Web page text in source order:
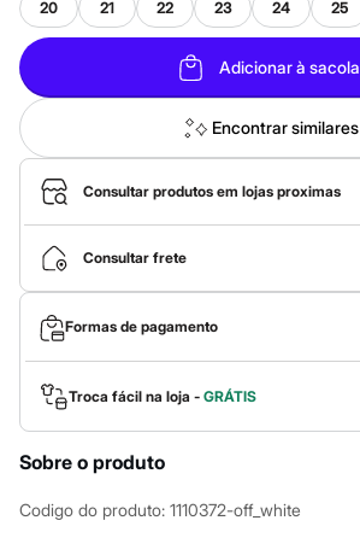
Inverno
Alfaiataria
Novidades
Roupas
Blusas e Camisetas
Básicos
Calças
Casacos e Jaquetas
Jeans
Macacões
Saias
Shorts e Bermudas
Vestidos
Acessórios
Bolsas
Bonés e Chapéus
Bijoux
Cintos
Óculos
Relógios
Calçados
Botas
Chinelos
Rasteirinhas
20 21 22 23 24 25
Adicionar à sacola
Encontrar similares
Consultar produtos em lojas proximas
Consultar frete
Formas de pagamento
Troca fácil na loja - GRÁTIS
Sobre o produto
Codigo do produto: 1110372-off_white